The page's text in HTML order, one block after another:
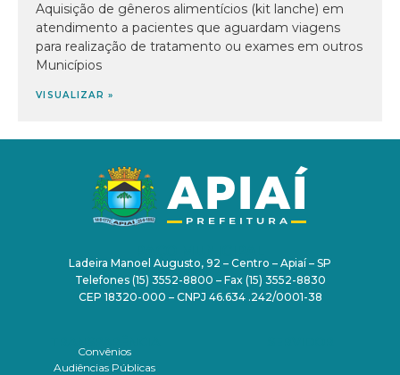
Aquisição de gêneros alimentícios (kit lanche) em
atendimento a pacientes que aguardam viagens
para realização de tratamento ou exames em outros
Municípios
VISUALIZAR »
Ladeira Manoel Augusto, 92 – Centro – Apiaí – SP
Telefones (15) 3552-8800 – Fax (15) 3552-8830
CEP 18320-000 – CNPJ 46.634 .242/0001-38
Convênios
Audiências Públicas